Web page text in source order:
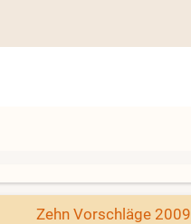
Zehn Vorschläge 2009